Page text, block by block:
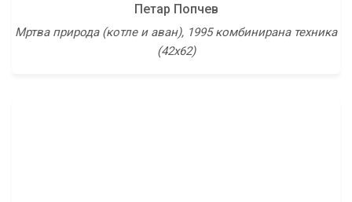
Петар Попчев
Мртва природа (котле и аван), 1995 комбинирана техника
(42х62)
Свето Манев
Коњи, 1997 масло на платно (65х100)